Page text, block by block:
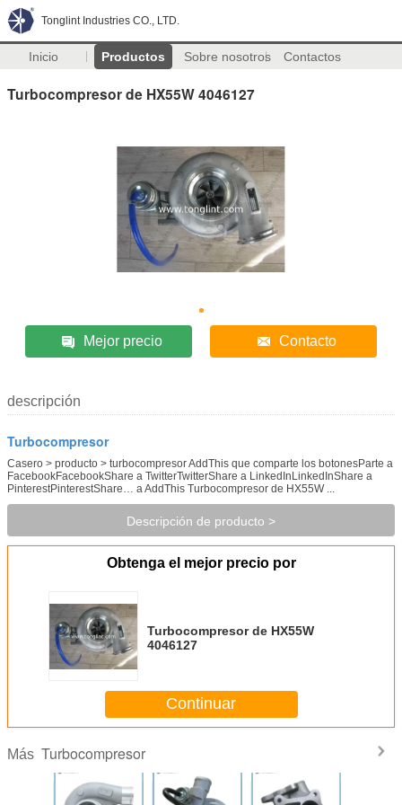
Tonglint Industries CO., LTD.
Inicio Productos Sobre nosotros Contactos
Turbocompresor de HX55W 4046127
Mejor precio Contacto
descripción
Turbocompresor
Casero > producto > turbocompresor AddThis que comparte los botonesParte a
FacebookFacebookShare a TwitterTwitterShare a LinkedInLinkedInShare a
PinterestPinterestShare… a AddThis Turbocompresor de HX55W ...
Descripción de producto >
Obtenga el mejor precio por
Turbocompresor de HX55W
4046127
Continuar
Más Turbocompresor